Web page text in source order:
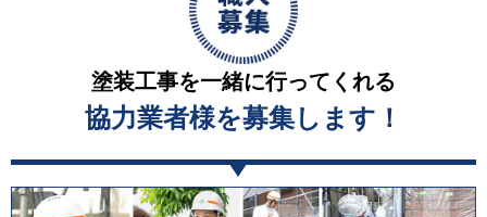
塗装工事を一緒に行ってくれる
協力業者様を募集します！